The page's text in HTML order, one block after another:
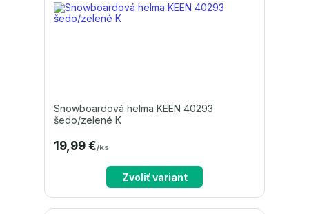
Snowboardová helma KEEN 40293
šedo/zelené K
19,99 €/ks
Zvoliť variant